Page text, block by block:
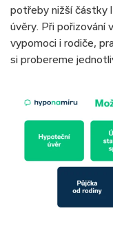
potřeby nižší částky
úvěry. Při pořizování
vypomoci i rodiče,
si probereme